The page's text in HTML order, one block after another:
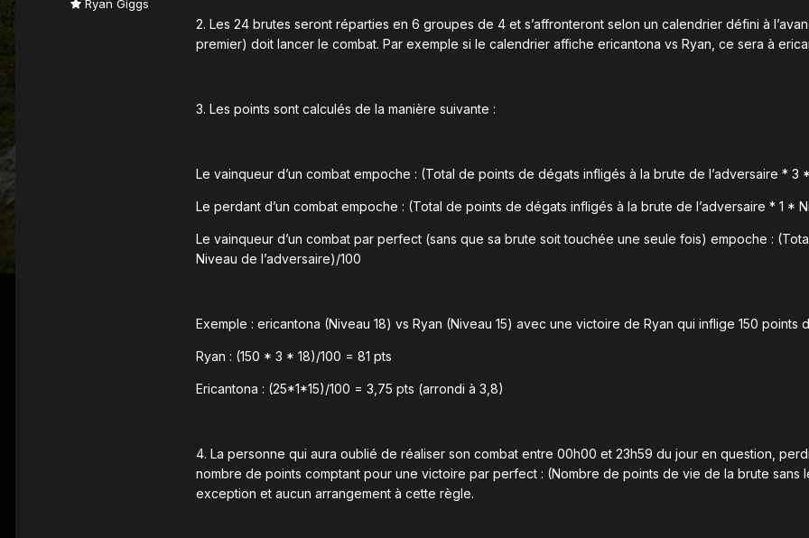
Ryan Giggs
2. Les 24 brutes seront réparties en 6 groupes de 4 et s’affronteront selon un calendrier défini à
premier) doit lancer le combat. Par exemple si le calendrier affiche ericantona vs Ryan, ce sera à
3. Les points sont calculés de la manière suivante :
Le vainqueur d’un combat empoche : (Total de points de dégats infligés à la brute de l’adversaire * 3
Le perdant d’un combat empoche : (Total de points de dégats infligés à la brute de l’adversaire * 1 *
Le vainqueur d’un combat par perfect (sans que sa brute soit touchée une seule fois) empoche :
Niveau de l’adversaire)/100
Exemple : ericantona (Niveau 18) vs Ryan (Niveau 15) avec une victoire de Ryan qui inflige 150
Ryan : (150 * 3 * 18)/100 = 81 pts
Ericantona : (25*1*15)/100 = 3,75 pts (arrondi à 3,8)
4. La personne qui aura oublié de réaliser son combat entre 00h00 et 23h59 du jour en question,
nombre de points comptant pour une victoire par perfect : (Nombre de points de vie de la brute sans
exception et aucun arrangement à cette règle.